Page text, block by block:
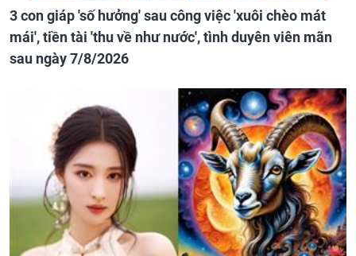
3 con giáp 'số hưởng' sau công việc 'xuôi chèo mát
mái', tiền tài 'thu về như nước', tình duyên viên mãn
sau ngày 7/8/2026